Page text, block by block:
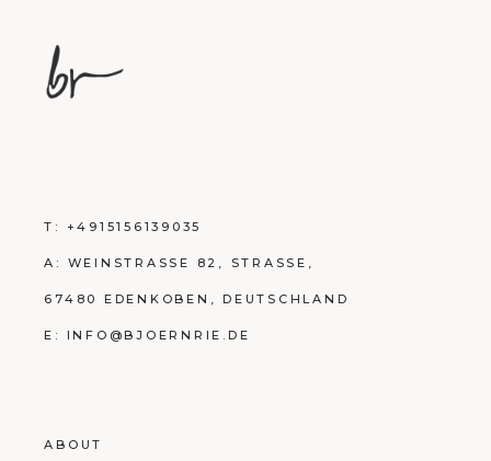
T: +4915156139035
A: WEINSTRASSE 82, STRASSE,
67480 EDENKOBEN, DEUTSCHLAND
E: INFO@BJOERNRIE.DE
ABOUT